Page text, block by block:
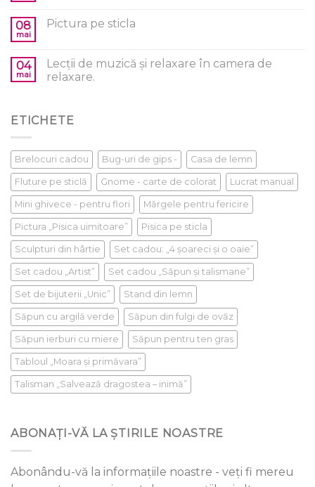
08
mai
Pictura pe sticla
04
mai
Lecții de muzică și relaxare în camera de
relaxare.
ETICHETE
Brelocuri cadou Bug-uri de gips - Casa de lemn
Fluture pe sticlă Gnome - carte de colorat Lucrat manual
Mini ghivece - pentru flori Mărgele pentru fericire
Pictura „Pisica uimitoare” Pisica pe sticla
Sculpturi din hârtie Set cadou: „4 șoareci și o oaie”
Set cadou „Artist” Set cadou „Săpun și talismane”
Set de bijuterii „Unic” Stand din lemn
Săpun cu argilă verde Săpun din fulgi de ovăz
Săpun ierburi cu miere Săpun pentru ten gras
Tabloul „Moara și primăvara”
Talisman „Salvează dragostea – inimă”
ABONAȚI-VĂ LA ȘTIRILE NOASTRE
Abonându-vă la informațiile noastre - veți fi mereu